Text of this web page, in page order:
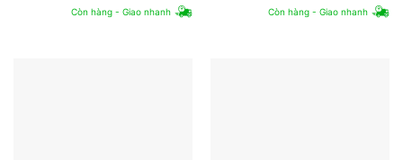
Còn hàng - Giao nhanh Còn hàng - Giao nhanh